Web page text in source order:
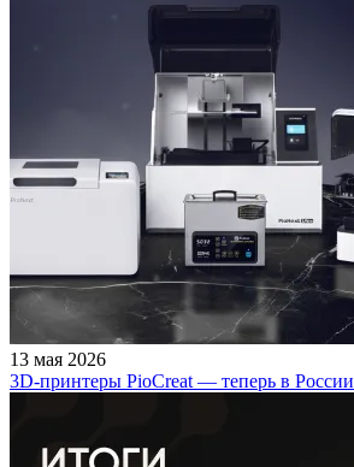
13 мая 2026
3D-принтеры PioCreat — теперь в России